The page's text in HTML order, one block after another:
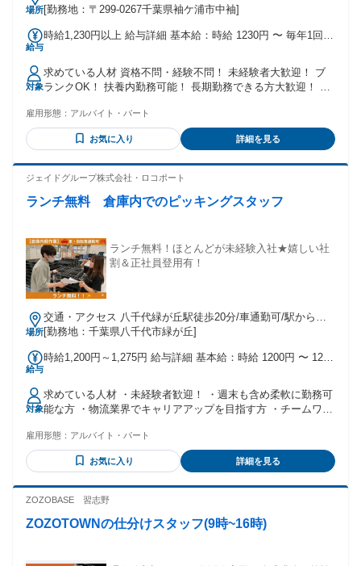
場所スあり◎
[勤務地：〒299-0267千葉県袖ケ浦市中袖]
給与
時給1,230円以上 給与詳細 基本給：時給 1230円 〜 毎年1回時
中！
対象
求めている人材 資格不問・経験不問！ 未経験者大歓迎！ ブ
ランクOK！ 扶養内勤務可能！ 長期勤務できる方大歓迎！ 20
ます◎ ※Wワークはご遠慮ください
雇用形態： アルバイト・パート
お気に入り 詳細を見る
ジェイドグループ株式会社・ロコポート
ランチ無料 倉庫内でのピッキングスタッフ
ランチ無料！ほとんどが未経験入社★嬉しい社
割＆正社員登用有！
場所
交通・アクセス 八千代緑が丘駅徒歩20分/車通勤可/駅から電
動自転車の無料貸与あり
[勤務地：千葉県八千代市緑が丘]
給与
時給1,200円～1,275円 給与詳細 基本給：時給 1200円 〜 1275
土曜３０円・日祝５０円時給ＵＰ！
対象
求めている人材 ・未経験者歓迎！ ・週末も含め柔軟に勤務可
能な方 ・物流業界でキャリアアップを目指す方 ・チームワー
業方法を学び、実践したい方
雇用形態： アルバイト・パート
お気に入り 詳細を見る
ZOZOBASE 習志野
ZOZOTOWNの仕分けスタッフ(9時~16時)